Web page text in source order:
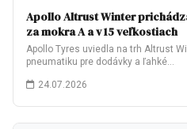
Apollo Altrust Winter
za mokra A a v 15 veľkostiach
Apollo Tyres uviedla na trh Altrust
pneumatiku pre dodávky a ľahké…
24.07.2026